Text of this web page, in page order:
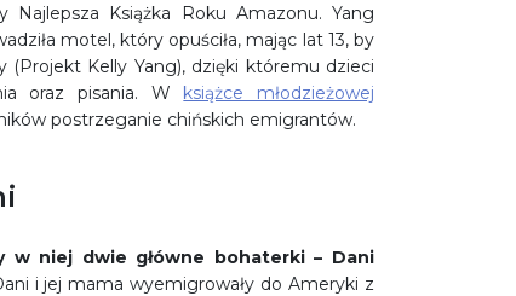
Książka Roku Amazonu. Yang
motel, który opuściła, mając lat 13, by
(Projekt Kelly Yang), dzięki któremu dzieci
oraz pisania. W książce młodzieżowej
postrzeganie chińskich emigrantów.
w niej dwie główne bohaterki – Dani
i jej mama wyemigrowały do Ameryki z